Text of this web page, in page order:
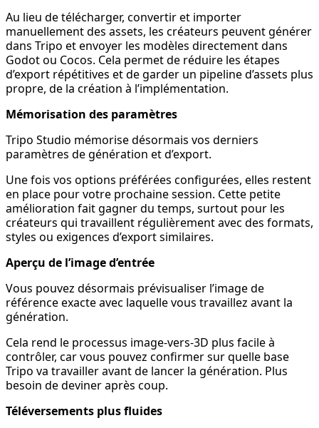
Au lieu de télécharger, convertir et importer
manuellement des assets, les créateurs peuvent générer
dans Tripo et envoyer les modèles directement dans
Godot ou Cocos. Cela permet de réduire les étapes
d’export répétitives et de garder un pipeline d’assets plus
propre, de la création à l’implémentation.
Mémorisation des paramètres
Tripo Studio mémorise désormais vos derniers
paramètres de génération et d’export.
Une fois vos options préférées configurées, elles restent
en place pour votre prochaine session. Cette petite
amélioration fait gagner du temps, surtout pour les
créateurs qui travaillent régulièrement avec des formats,
styles ou exigences d’export similaires.
Aperçu de l’image d’entrée
Vous pouvez désormais prévisualiser l’image de
référence exacte avec laquelle vous travaillez avant la
génération.
Cela rend le processus image-vers-3D plus facile à
contrôler, car vous pouvez confirmer sur quelle base
Tripo va travailler avant de lancer la génération. Plus
besoin de deviner après coup.
Téléversements plus fluides